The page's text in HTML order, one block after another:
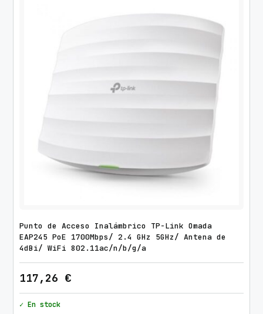
Punto de Acceso Inalámbrico TP-Link Omada
EAP245 PoE 1700Mbps/ 2.4 GHz 5GHz/ Antena de
4dBi/ WiFi 802.11ac/n/b/g/a
117,26 €
✓ En stock